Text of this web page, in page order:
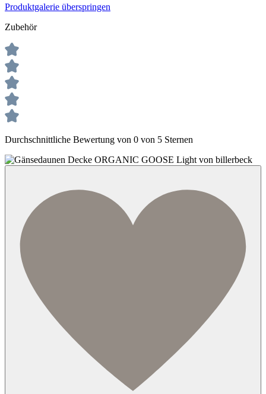
Produktgalerie überspringen
Zubehör
Durchschnittliche Bewertung von 0 von 5 Sternen